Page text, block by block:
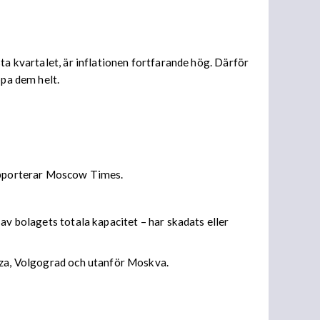
kvartalet, är inflationen fortfarande hög. Därför
dem helt.
Moscow Times.
bolagets totala kapacitet – har skadats eller
Volgograd och utanför Moskva.